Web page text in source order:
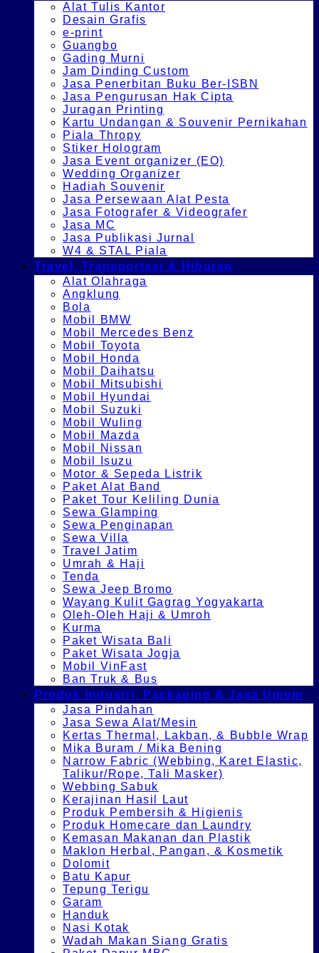
Alat Tulis Kantor
Desain Grafis
e-print
Guangbo
Gading Murni
Jam Dinding Custom
Jasa Penerbitan Buku Ber-ISBN
Jasa Pengurusan Hak Cipta
Juragan Printing
Kartu Undangan & Souvenir Pernikahan
Piala Thropy
Stiker Hologram
Jasa Event organizer (EO)
Wedding Organizer
Hadiah Souvenir
Jasa Persewaan Alat Pesta
Jasa Fotografer & Videografer
Jasa MC
Jasa Publikasi Jurnal
W4 & STAL Piala
Travel, Transportasi & Hiburan
Alat Olahraga
Angklung
Bola
Mobil BMW
Mobil Mercedes Benz
Mobil Toyota
Mobil Honda
Mobil Daihatsu
Mobil Mitsubishi
Mobil Hyundai
Mobil Suzuki
Mobil Wuling
Mobil Mazda
Mobil Nissan
Mobil Isuzu
Motor & Sepeda Listrik
Paket Alat Band
Paket Tour Keliling Dunia
Sewa Glamping
Sewa Penginapan
Sewa Villa
Travel Jatim
Umrah & Haji
Tenda
Sewa Jeep Bromo
Wayang Kulit Gagrag Yogyakarta
Oleh-Oleh Haji & Umroh
Kurma
Paket Wisata Bali
Paket Wisata Jogja
Mobil VinFast
Ban Truk & Bus
Produk Industri, Packaging & Jasa Umum
Jasa Pindahan
Jasa Sewa Alat/Mesin
Kertas Thermal, Lakban, & Bubble Wrap
Mika Buram / Mika Bening
Narrow Fabric (Webbing, Karet Elastic,
Talikur/Rope, Tali Masker)
Webbing Sabuk
Kerajinan Hasil Laut
Produk Pembersih & Higienis
Produk Homecare dan Laundry
Kemasan Makanan dan Plastik
Maklon Herbal, Pangan, & Kosmetik
Dolomit
Batu Kapur
Tepung Terigu
Garam
Handuk
Nasi Kotak
Wadah Makan Siang Gratis